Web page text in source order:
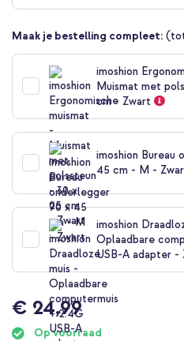
Maak je bestelling compleet:
imoshion
Muismat met
cm - Zwart
imoshion Bureau
45 cm - M -
imoshion
Oplaadbare
USB-A adapter -
€ 24,99
Op voorraad